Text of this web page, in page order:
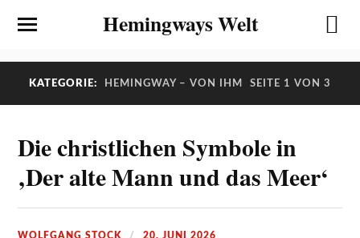
Hemingways Welt
KATEGORIE: HEMINGWAY – VON IHM SEITE 1 VON 3
Die christlichen Symbole in
‚Der alte Mann und das Meer‘
WOLFGANG STOCK 20. JUNI 2026